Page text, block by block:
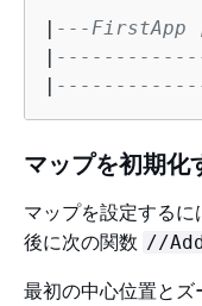
| ---FirstApp
|
|
マップを初期化
マップを設定するに
後に次の関数 //
最初の中心位置と